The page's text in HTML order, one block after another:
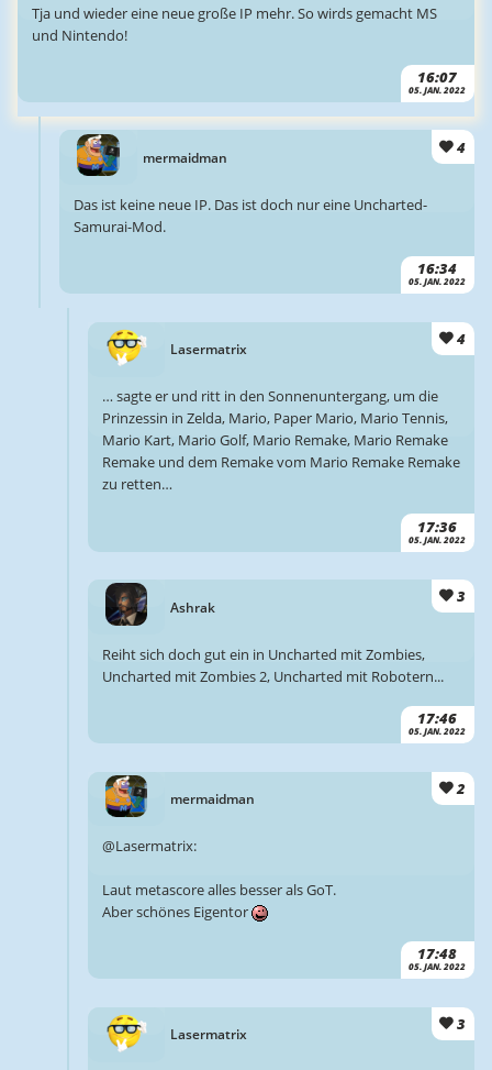
16:07
05. JAN. 2022
Tja und wieder eine neue große IP mehr. So wirds gemacht MS
und Nintendo!
mermaidman
4
16:34
05. JAN. 2022
Das ist keine neue IP. Das ist doch nur eine Uncharted-
Samurai-Mod.
Lasermatrix
4
17:36
05. JAN. 2022
… sagte er und ritt in den Sonnenuntergang, um die
Prinzessin in Zelda, Mario, Paper Mario, Mario Tennis,
Mario Kart, Mario Golf, Mario Remake, Mario Remake
Remake und dem Remake vom Mario Remake Remake
zu retten…
Ashrak
3
17:46
05. JAN. 2022
Reiht sich doch gut ein in Uncharted mit Zombies,
Uncharted mit Zombies 2, Uncharted mit Robotern...
mermaidman
2
17:48
05. JAN. 2022
@Lasermatrix:
Laut metascore alles besser als GoT.
Aber schönes Eigentor
Lasermatrix
3